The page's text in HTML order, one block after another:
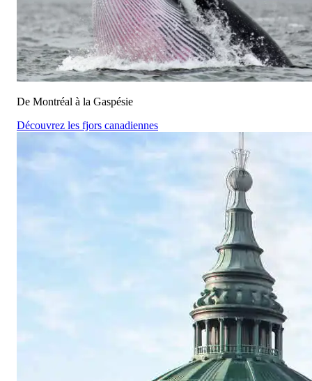
De Montréal à la Gaspésie
Découvrez les fjors canadiennes